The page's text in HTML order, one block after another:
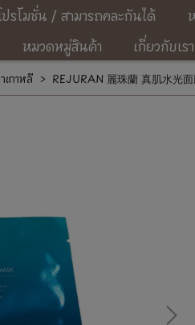
ปรโมชั่น / สามารถคละกันได้
หมวดหมู่สินค้า เกี่ยวกับเรา
เกาหลี REJURAN 麗珠蘭 真肌水光